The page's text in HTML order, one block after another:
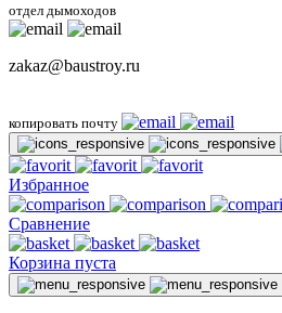
отдел дымоходов
zakaz@baustroy.ru
копировать почту
Избранное
Сравнение
Корзина пуста